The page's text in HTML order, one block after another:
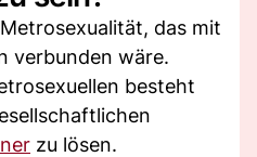
das mit
verbunden wäre.
besteht
zu lösen.